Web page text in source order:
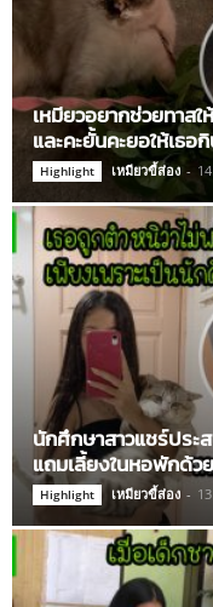
เหมียวอยากช่วยทาส
และคะยั้นคะยอให้เธ
Highlight เหมียวขี้ส่อง -
นักศึกษาสาวแชร์ประ
แถมเลี้ยงในหอพักด้วย
Highlight เหมียวขี้ส่อง -